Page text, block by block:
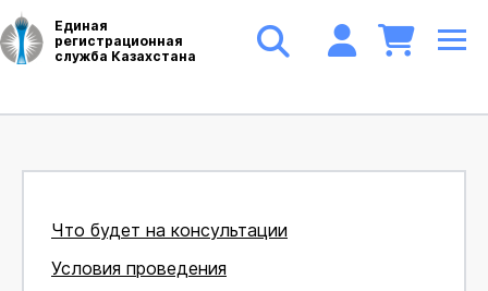
Единая
регистрационная
служба Казахстана
Что будет на консультации
Условия проведения